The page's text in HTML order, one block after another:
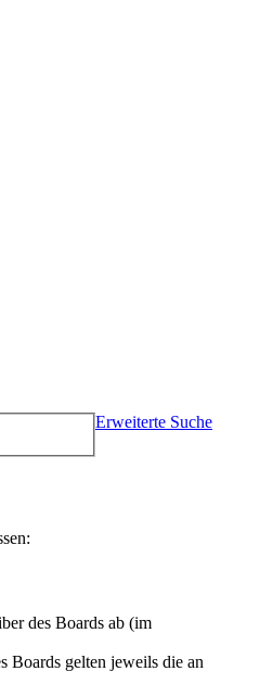
Erweiterte Suche
des Boards ab (im
Boards gelten jeweils die an